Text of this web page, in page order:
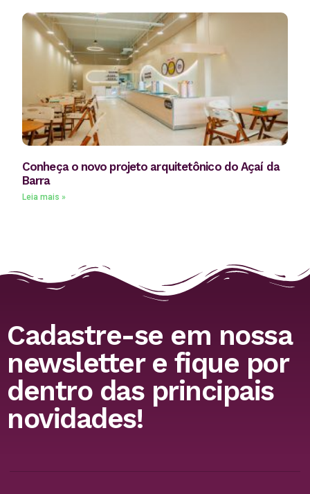
Conheça o novo projeto arquitetônico do Açaí da
Barra
Leia mais »
Cadastre-se em nossa
newsletter e fique por
dentro das principais
novidades!